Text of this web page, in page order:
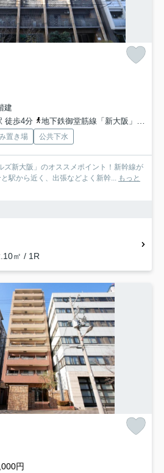
建
徒歩4分
地下鉄御堂筋線「新大阪」駅 徒歩7分
置き場 公共下水
ズ新大阪」のオススメポイント！新幹線が
駅から近く、出張などよく新幹... もっと
㎡ / 1R
円